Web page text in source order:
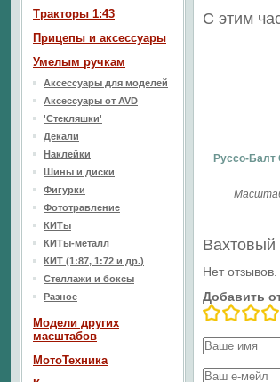
С этим
Руссо-Балт
Нет отзывов.
Добавить
Тракторы 1:43
Прицепы и аксессуары
Умелым ручкам
Аксессуары для моделей
Аксессуары от AVD
'Стекляшки'
Декали
Наклейки
Шины и диски
Фигурки
Фототравление
КИТы
КИТы-металл
КИТ (1:87, 1:72 и др.)
Стеллажи и боксы
Разное
Модели других
масштабов
МотоТехника